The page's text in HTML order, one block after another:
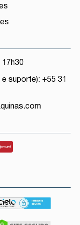
17h30
suporte): +55 31